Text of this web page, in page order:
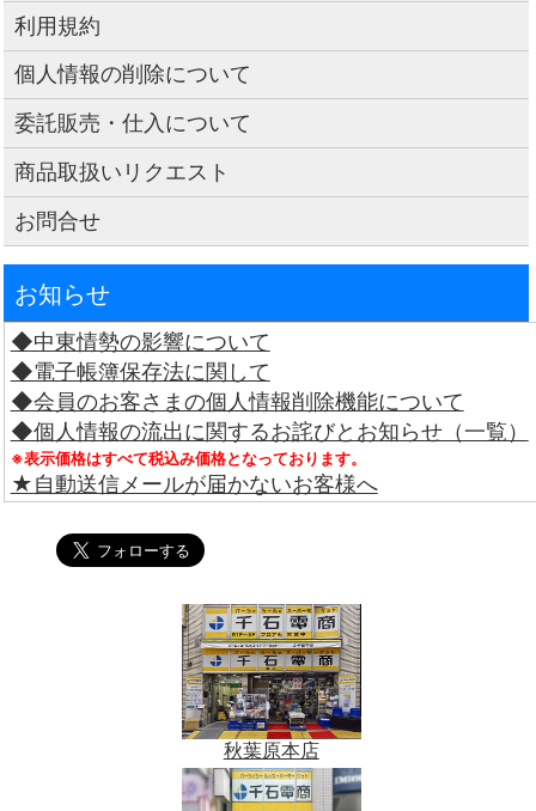
利用規約
個人情報の削除について
委託販売・仕入について
商品取扱いリクエスト
お問合せ
お知らせ
◆中東情勢の影響について
◆電子帳簿保存法に関して
◆会員のお客さまの個人情報削除機能について
◆個人情報の流出に関するお詫びとお知らせ（一覧）
※表示価格はすべて税込み価格となっております。
★自動送信メールが届かないお客様へ
秋葉原本店